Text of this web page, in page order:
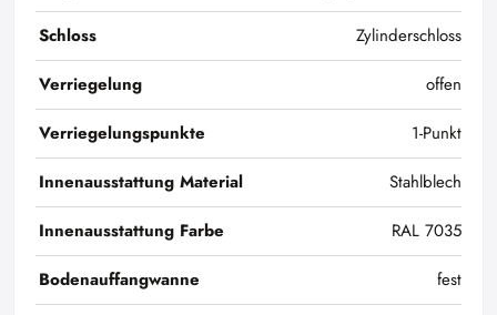
Schloss
Zylinderschloss
Verriegelung
offen
Verriegelungspunkte
1-Punkt
Innenausstattung Material
Stahlblech
Innenausstattung Farbe
RAL 7035
Bodenauffangwanne
fest